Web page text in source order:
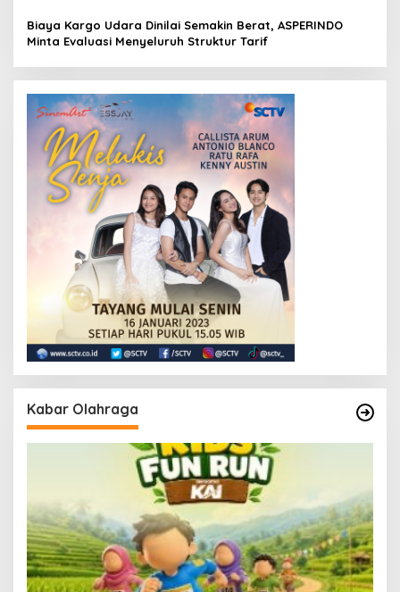
Biaya Kargo Udara Dinilai Semakin Berat, ASPERINDO
Minta Evaluasi Menyeluruh Struktur Tarif
Kabar Olahraga